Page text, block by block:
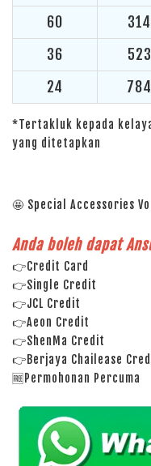
60 314
36
523
24
784
*Tertakluk kepada
yang ditetapkan
🤩 Special Accessories
Anda boleh dapat
👉Credit Card
👉Single Credit
👉JCL Credit
👉Aeon Credit
👉ShenMa Credit
👉Berjaya Chailease
🆓Permohonan Percuma